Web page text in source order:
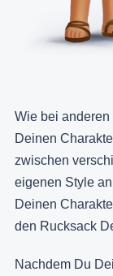
Wie bei
Deinen
zwischen
eigenen Style
Deinen
den Rucksack
Nachdem Du